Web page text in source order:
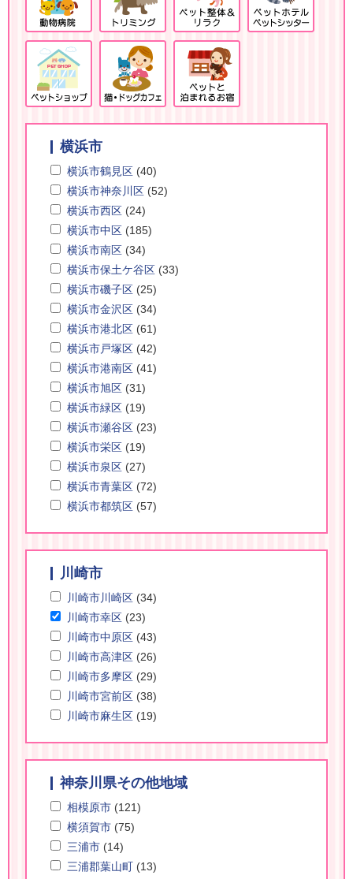
横浜市
横浜市鶴見区 (40)
横浜市神奈川区 (52)
横浜市西区 (24)
横浜市中区 (185)
横浜市南区 (34)
横浜市保土ケ谷区 (33)
横浜市磯子区 (25)
横浜市金沢区 (34)
横浜市港北区 (61)
横浜市戸塚区 (42)
横浜市港南区 (41)
横浜市旭区 (31)
横浜市緑区 (19)
横浜市瀬谷区 (23)
横浜市栄区 (19)
横浜市泉区 (27)
横浜市青葉区 (72)
横浜市都筑区 (57)
川崎市
川崎市川崎区 (34)
川崎市幸区 (23)
川崎市中原区 (43)
川崎市高津区 (26)
川崎市多摩区 (29)
川崎市宮前区 (38)
川崎市麻生区 (19)
神奈川県その他地域
相模原市 (121)
横須賀市 (75)
三浦市 (14)
三浦郡葉山町 (13)